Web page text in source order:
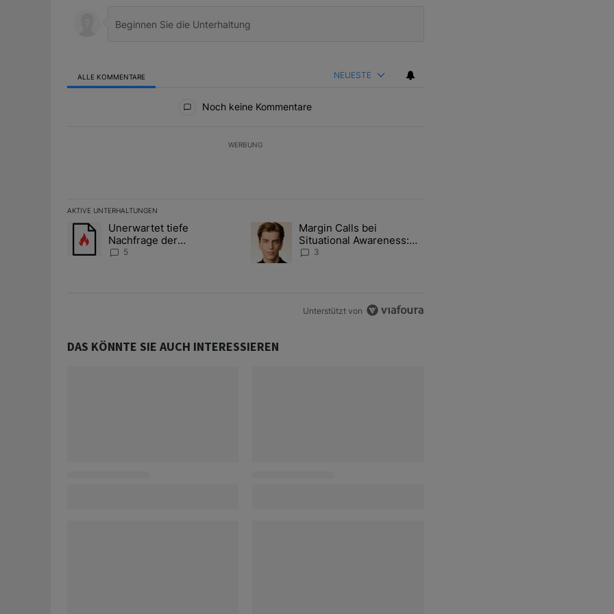
ALLE KOMMENTARE NEUESTE
Noch keine Kommentare
WERBUNG
AKTIVE UNTERHALTUNGEN
Das Folgende ist eine Liste der am meisten kommentierten Artikel der letzten 7 days.
Ein Trendartikel mit dem Titel "Unerwartet tiefe Nachfrage der Zentralbanken könnte Goldpreis weiter belasten" mit 5
Unerwartet tiefe
Nachfrage der
Zentralbanken könnte
5
Ein Trendartikel mit dem Titel "Margin Calls bei Situational Awareness: Alles
Margin Calls bei
Situational Awareness:
Alles über den Retter-
3
Unterstützt von
DAS KÖNNTE SIE AUCH INTERESSIEREN